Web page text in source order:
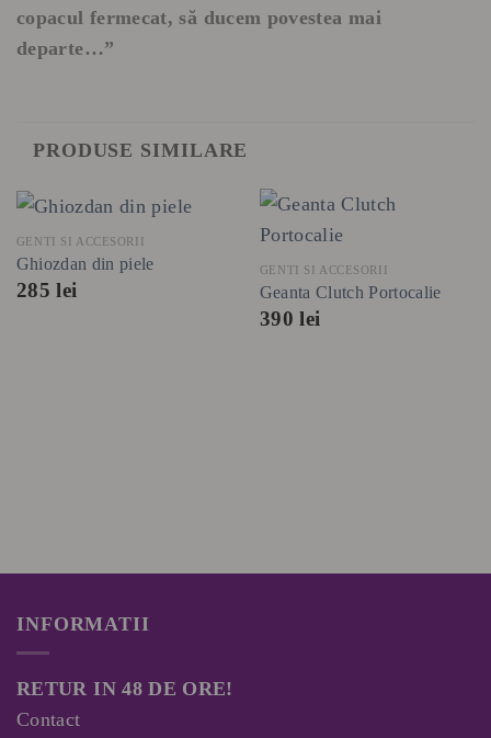
copacul fermecat, să ducem povestea mai
departe…”
PRODUSE SIMILARE
GENTI SI ACCESORII
Ghiozdan din piele
285lei
GENTI SI ACCESORII
Geanta Clutch Portocalie
390lei
INFORMATII
RETUR IN 48 DE ORE!
Contact